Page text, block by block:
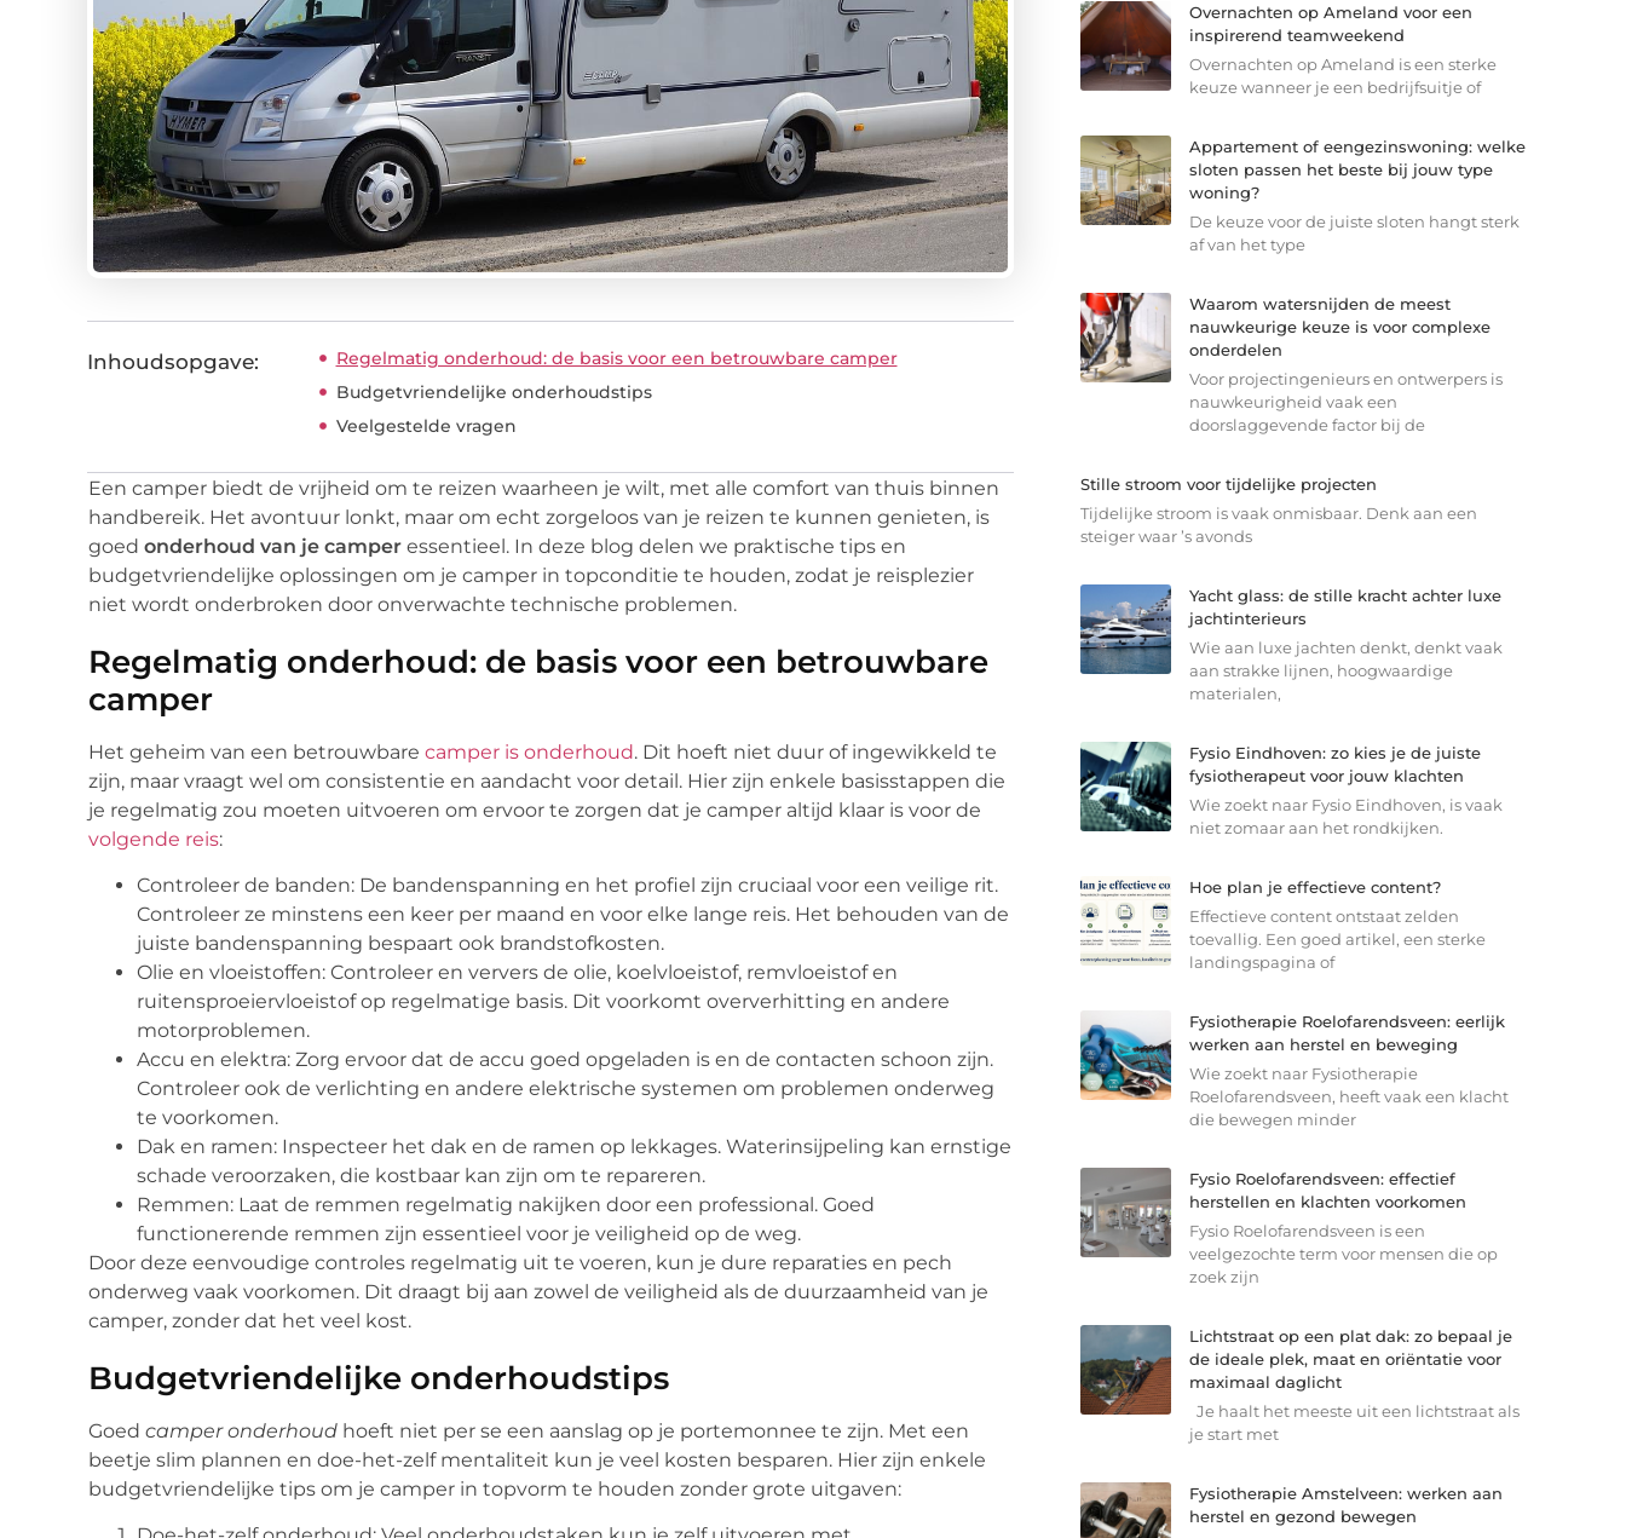
Inhoudsopgave:
Regelmatig onderhoud: de basis voor een betrouwbare camper
Budgetvriendelijke onderhoudstips
Veelgestelde vragen
Een camper biedt de vrijheid om te reizen waarheen je wilt, met alle comfort van thuis binnen
handbereik. Het avontuur lonkt, maar om echt zorgeloos van je reizen te kunnen genieten, is
goed onderhoud van je camper essentieel. In deze blog delen we praktische tips en
budgetvriendelijke oplossingen om je camper in topconditie te houden, zodat je reisplezier
niet wordt onderbroken door onverwachte technische problemen.
Regelmatig onderhoud: de basis voor een betrouwbare
camper
Het geheim van een betrouwbare camper is onderhoud. Dit hoeft niet duur of ingewikkeld te
zijn, maar vraagt wel om consistentie en aandacht voor detail. Hier zijn enkele basisstappen die
je regelmatig zou moeten uitvoeren om ervoor te zorgen dat je camper altijd klaar is voor de
volgende reis:
Controleer de banden: De bandenspanning en het profiel zijn cruciaal voor een veilige rit.
Controleer ze minstens een keer per maand en voor elke lange reis. Het behouden van de
juiste bandenspanning bespaart ook brandstofkosten.
Olie en vloeistoffen: Controleer en ververs de olie, koelvloeistof, remvloeistof en
ruitensproeiervloeistof op regelmatige basis. Dit voorkomt oververhitting en andere
motorproblemen.
Accu en elektra: Zorg ervoor dat de accu goed opgeladen is en de contacten schoon zijn.
Controleer ook de verlichting en andere elektrische systemen om problemen onderweg
te voorkomen.
Dak en ramen: Inspecteer het dak en de ramen op lekkages. Waterinsijpeling kan ernstige
schade veroorzaken, die kostbaar kan zijn om te repareren.
Remmen: Laat de remmen regelmatig nakijken door een professional. Goed
functionerende remmen zijn essentieel voor je veiligheid op de weg.
Door deze eenvoudige controles regelmatig uit te voeren, kun je dure reparaties en pech
onderweg vaak voorkomen. Dit draagt bij aan zowel de veiligheid als de duurzaamheid van je
camper, zonder dat het veel kost.
Budgetvriendelijke onderhoudstips
Goed camper onderhoud hoeft niet per se een aanslag op je portemonnee te zijn. Met een
beetje slim plannen en doe-het-zelf mentaliteit kun je veel kosten besparen. Hier zijn enkele
budgetvriendelijke tips om je camper in topvorm te houden zonder grote uitgaven:
Overnachten op Ameland voor een
inspirerend teamweekend
Overnachten op Ameland is een sterke
keuze wanneer je een bedrijfsuitje of
Appartement of eengezinswoning: welke
sloten passen het beste bij jouw type
woning?
De keuze voor de juiste sloten hangt sterk
af van het type
Waarom watersnijden de meest
nauwkeurige keuze is voor complexe
onderdelen
Voor projectingenieurs en ontwerpers is
nauwkeurigheid vaak een
doorslaggevende factor bij de
Stille stroom voor tijdelijke projecten
Tijdelijke stroom is vaak onmisbaar. Denk aan een
steiger waar ’s avonds
Yacht glass: de stille kracht achter luxe
jachtinterieurs
Wie aan luxe jachten denkt, denkt vaak
aan strakke lijnen, hoogwaardige
materialen,
Fysio Eindhoven: zo kies je de juiste
fysiotherapeut voor jouw klachten
Wie zoekt naar Fysio Eindhoven, is vaak
niet zomaar aan het rondkijken.
Hoe plan je effectieve content?
Effectieve content ontstaat zelden
toevallig. Een goed artikel, een sterke
landingspagina of
Fysiotherapie Roelofarendsveen: eerlijk
werken aan herstel en beweging
Wie zoekt naar Fysiotherapie
Roelofarendsveen, heeft vaak een klacht
die bewegen minder
Fysio Roelofarendsveen: effectief
herstellen en klachten voorkomen
Fysio Roelofarendsveen is een
veelgezochte term voor mensen die op
zoek zijn
Lichtstraat op een plat dak: zo bepaal je
de ideale plek, maat en oriëntatie voor
maximaal daglicht
Je haalt het meeste uit een lichtstraat als
je start met
Fysiotherapie Amstelveen: werken aan
herstel en gezond bewegen